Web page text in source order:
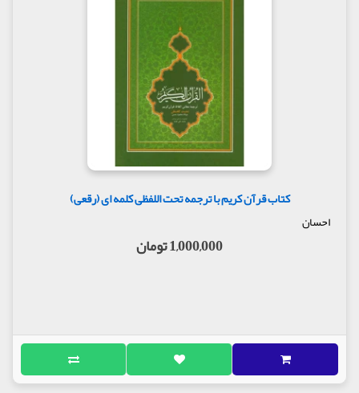
کتاب قرآن کریم با ترجمه تحت اللفظی کلمه ای (رقعی)
احسان
1,000,000 تومان